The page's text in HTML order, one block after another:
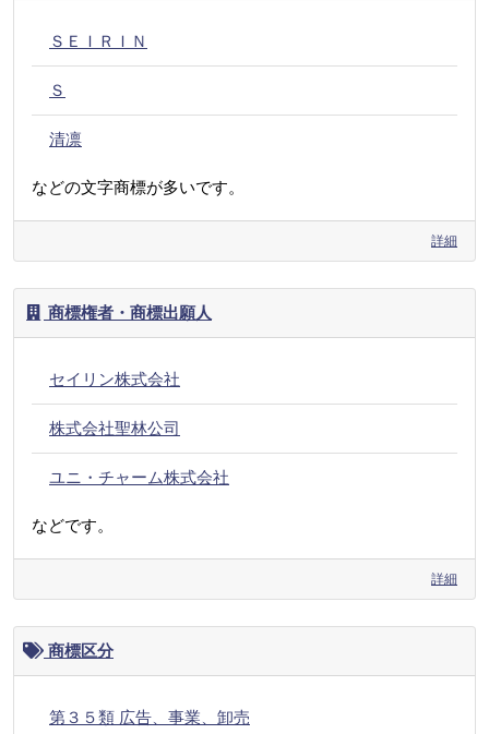
ＳＥＩＲＩＮ
Ｓ
清凛
などの文字商標が多いです。
詳細
商標権者・商標出願人
セイリン株式会社
株式会社聖林公司
ユニ・チャーム株式会社
などです。
詳細
商標区分
第３５類 広告、事業、卸売